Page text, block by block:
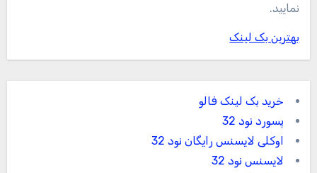
نمایید.
بهترین بک لینک
خرید بک لینک فالو
پسورد نود 32
اوکلی لایسنس رایگان نود 32
لایسنس نود 32